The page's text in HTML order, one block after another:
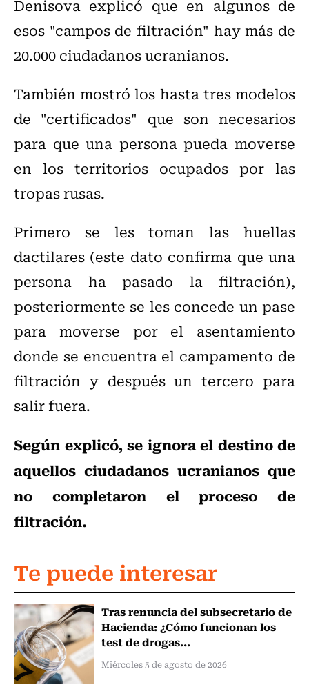
Denisova explicó que en algunos de
esos "campos de filtración" hay más de
20.000 ciudadanos ucranianos.
También mostró los hasta tres modelos
de "certificados" que son necesarios
para que una persona pueda moverse
en los territorios ocupados por las
tropas rusas.
Primero se les toman las huellas
dactilares (este dato confirma que una
persona ha pasado la filtración),
posteriormente se les concede un pase
para moverse por el asentamiento
donde se encuentra el campamento de
filtración y después un tercero para
salir fuera.
Según explicó, se ignora el destino de
aquellos ciudadanos ucranianos que
no completaron el proceso de
filtración.
Te puede interesar
Tras renuncia del subsecretario de
Hacienda: ¿Cómo funcionan los
test de drogas...
Miércoles 5 de agosto de 2026